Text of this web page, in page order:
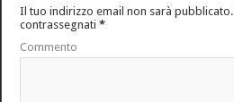
Il tuo indirizzo email non sarà pubblicato.
contrassegnati*
Commento